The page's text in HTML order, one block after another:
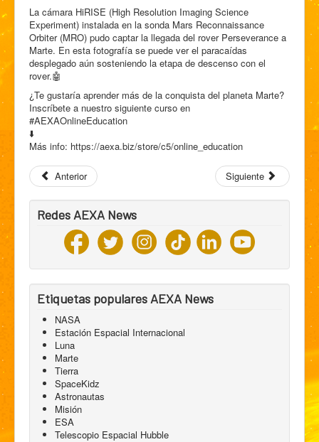
La cámara HiRISE (High Resolution Imaging Science
Experiment) instalada en la sonda Mars Reconnaissance
Orbiter (MRO) pudo captar la llegada del rover Perseverance a
Marte. En esta fotografía se puede ver el paracaídas
desplegado aún sosteniendo la etapa de descenso con el
rover.🤖
¿Te gustaría aprender más de la conquista del planeta Marte?
Inscríbete a nuestro siguiente curso en
#AEXAOnlineEducation
⬇️
Más info: https://aexa.biz/store/c5/online_education
Anterior Siguiente
Redes AEXA News
Etiquetas populares AEXA News
NASA
Estación Espacial Internacional
Luna
Marte
Tierra
SpaceKidz
Astronautas
Misión
ESA
Telescopio Espacial Hubble